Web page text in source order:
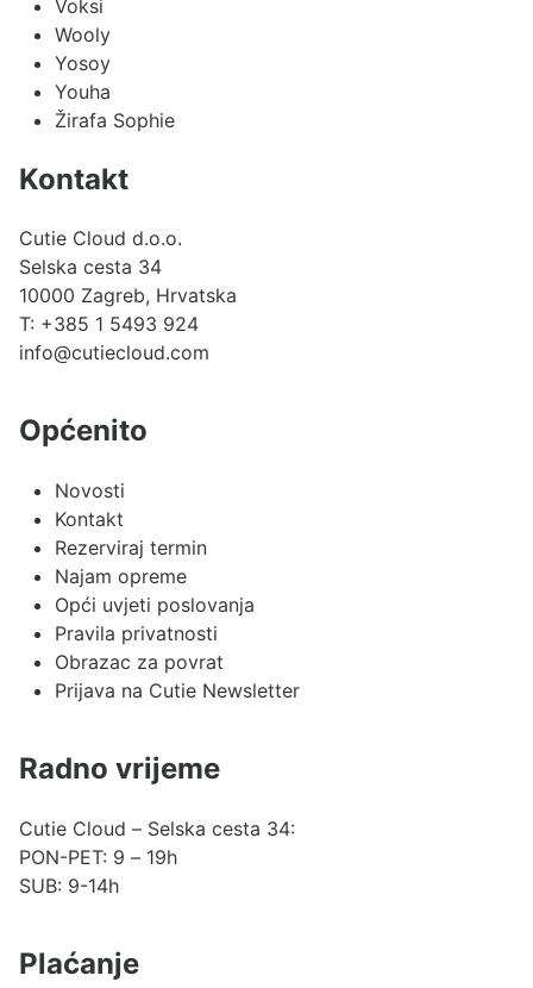
Voksi
Wooly
Yosoy
Youha
Žirafa Sophie
Kontakt
Cutie Cloud d.o.o.
Selska cesta 34
10000 Zagreb, Hrvatska
T: +385 1 5493 924
info@cutiecloud.com
Općenito
Novosti
Kontakt
Rezerviraj termin
Najam opreme
Opći uvjeti poslovanja
Pravila privatnosti
Obrazac za povrat
Prijava na Cutie Newsletter
Radno vrijeme
Cutie Cloud – Selska cesta 34:
PON-PET: 9 – 19h
SUB: 9-14h
Plaćanje